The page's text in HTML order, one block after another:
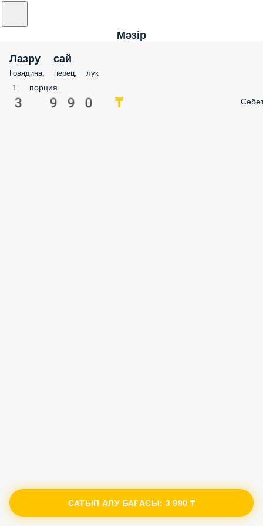
Мәзір
Лазру сай
Говядина, перец, лук
1 порция.
3 990 ₸
САТЫП АЛУ БАҒАСЫ: 3 990 ₸